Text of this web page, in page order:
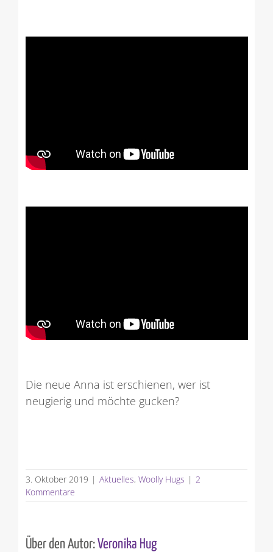
Die neue Anna ist erschienen, wer ist
neugierig und möchte gucken?
3. Oktober 2019 | Aktuelles, Woolly Hugs | 2
Kommentare
Über den Autor:Veronika Hug